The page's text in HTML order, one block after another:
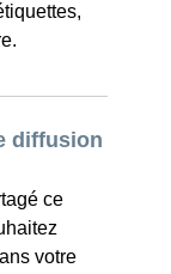
diffusion
ce
votre